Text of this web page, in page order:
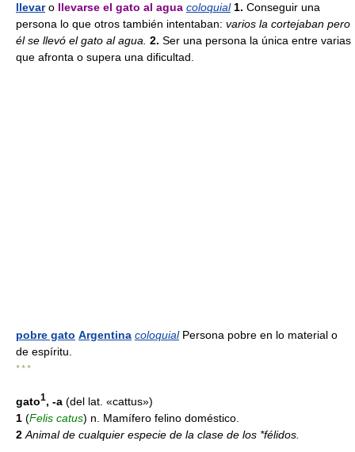
llevaro llevarse el gato al agua coloquial 1. Conseguir una
persona lo que otros también intentaban: varios la cortejaban pero
él se llevó el gato al agua. 2. Ser una persona la única entre varias
que afronta o supera una dificultad.
pobre gato Argentina coloquialPersona pobre en lo material o
de espíritu.
* * *
gato1, -a (del lat. «cattus»)
1 (Felis catus) n. Mamífero felino doméstico.
2 Animal de cualquier especie de la clase de los *félidos.